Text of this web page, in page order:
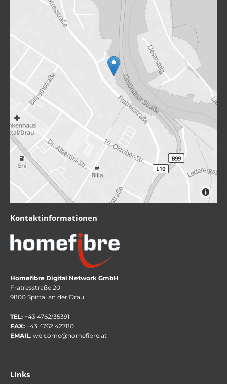
Kontaktinformationen
Homefibre Digital Network GmbH
Fratresstraße 20
9800 Spittal an der Drau
TEL: +43 4762/35391
FAX: +43 4762 42780
EMAIL: welcome@homefibre.at
Links